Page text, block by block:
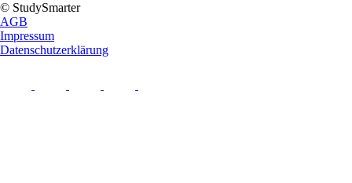
© StudySmarter
AGB
Impressum
Datenschutzerklärung